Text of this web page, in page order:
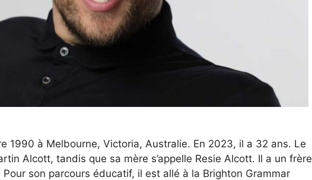
1990 à Melbourne, Victoria, Australie. En 2023, il a 32 ans. Le
Alcott, tandis que sa mère s’appelle Resie Alcott. Il a un frère
son parcours éducatif, il est allé à la Brighton Grammar